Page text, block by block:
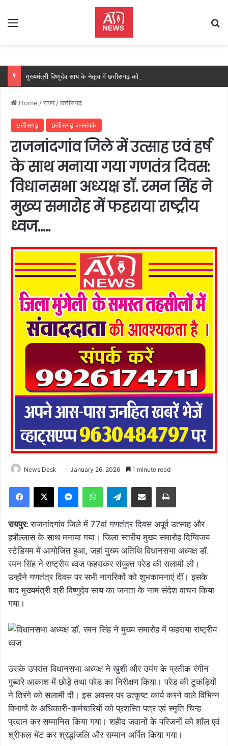
Menu
Home /राज्य /छत्तीसगढ़
छत्तीसगढ़ छत्तीसगढ़ जनसंपर्क
राजनांदगांव जिले में उत्साह एवं हर्ष
के साथ मनाया गया गणतंत्र दिवस:
विधानसभा अध्यक्ष डॉ. रमन सिंह ने
मुख्य समारोह में फहराया राष्ट्रीय
ध्वज…..
News Desk January 26, 2026 1 minute read
Facebook
X MessengerWhatsAppTelegramShare via Email Print
रायपुर:राजनांदगांव जिले में 77वां गणतंत्र दिवस अपूर्व उत्साह और
हर्षाेल्लास के साथ मनाया गया। जिला स्तरीय मुख्य समारोह दिग्विजय
स्टेडियम में आयोजित हुआ, जहां मुख्य अतिथि विधानसभा अध्यक्ष डॉ.
रमन सिंह ने राष्ट्रीय ध्वज फहराकर संयुक्त परेड की सलामी ली।
उन्होंने गणतंत्र दिवस पर सभी नागरिकों को शुभकामनाएं दीं। इसके
बाद मुख्यमंत्री श्री विष्णुदेव साय का जनता के नाम संदेश वाचन किया
गया।
उसके उपरांत विधानसभा अध्यक्ष ने खुशी और उमंग के प्रतीक रंगीन
गुब्बारे आकाश में छोड़े तथा परेड का निरीक्षण किया। परेड की टुकड़ियों
ने तिरंगे को सलामी दी। इस अवसर पर उत्कृष्ट कार्य करने वाले विभिन्न
विभागों के अधिकारी-कर्मचारियों को प्रशस्ति पत्र एवं स्मृति चिन्ह
प्रदान कर सम्मानित किया गया। शहीद जवानों के परिजनों को शॉल एवं
श्रीफल भेंट कर श्रद्धांजलि और सम्मान अर्पित किया गया।